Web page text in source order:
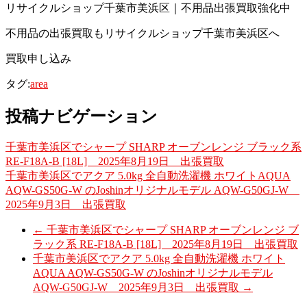
リサイクルショップ千葉市美浜区｜不用品出張買取強化中
不用品の出張買取もリサイクルショップ千葉市美浜区へ
買取申し込み
タグ:area
投稿ナビゲーション
千葉市美浜区でシャープ SHARP オーブンレンジ ブラック系
RE-F18A-B [18L] 2025年8月19日 出張買取
千葉市美浜区でアクア 5.0kg 全自動洗濯機 ホワイトAQUA
AQW-GS50G-W のJoshinオリジナルモデル AQW-G50GJ-W
2025年9月3日 出張買取
← 千葉市美浜区でシャープ SHARP オーブンレンジ ブ
ラック系 RE-F18A-B [18L] 2025年8月19日 出張買取
千葉市美浜区でアクア 5.0kg 全自動洗濯機 ホワイト
AQUA AQW-GS50G-W のJoshinオリジナルモデル
AQW-G50GJ-W 2025年9月3日 出張買取 →